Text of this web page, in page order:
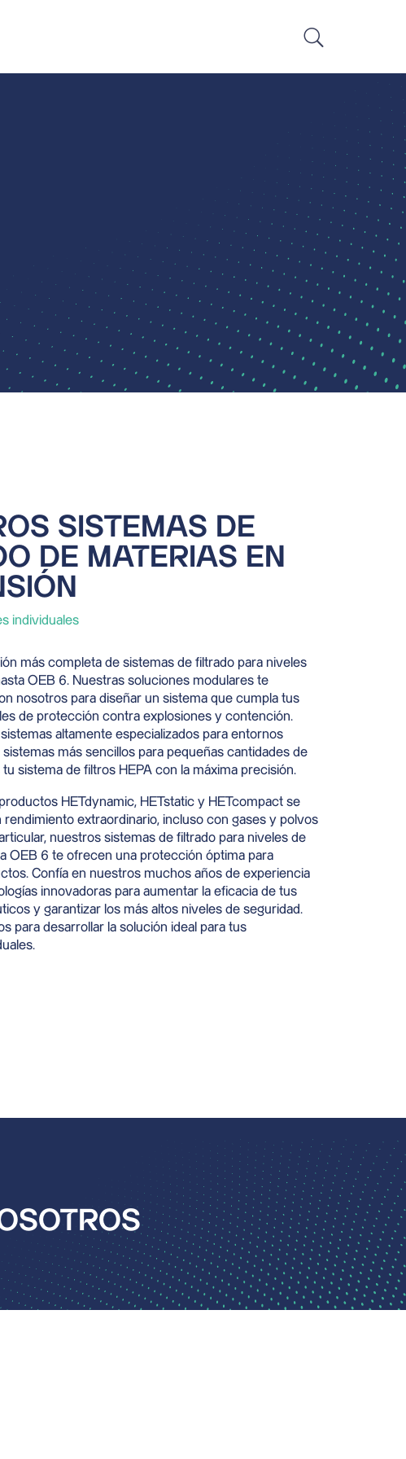
SISTEMAS DE
DE MATERIAS EN
individuales
más completa de sistemas de filtrado para niveles
OEB 6. Nuestras soluciones modulares te
nosotros para diseñar un sistema que cumpla tus
de protección contra explosiones y contención.
altamente especializados para entornos
más sencillos para pequeñas cantidades de
sistema de filtros HEPA con la máxima precisión.
HETdynamic, HETstatic y HETcompact se
extraordinario, incluso con gases y polvos
nuestros sistemas de filtrado para niveles de
OEB 6 te ofrecen una protección óptima para
Confía en nuestros muchos años de experiencia
innovadoras para aumentar la eficacia de tus
y garantizar los más altos niveles de seguridad.
para desarrollar la solución ideal para tus